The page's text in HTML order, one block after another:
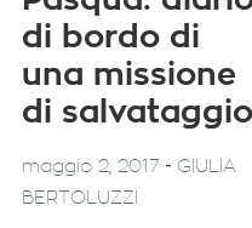
di bordo di
una missione
di salvataggio
maggio 2, 2017 - GIULIA
BERTOLUZZI